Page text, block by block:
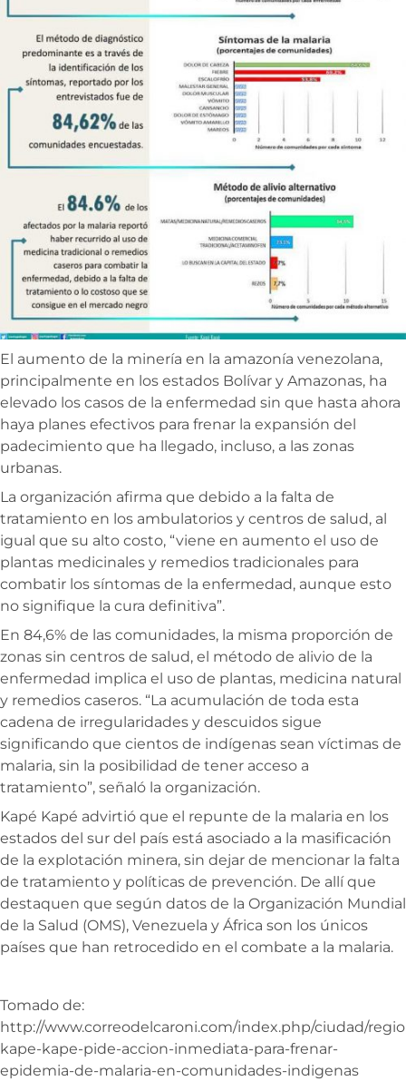
El aumento de la minería en la amazonía venezolana,
principalmente en los estados Bolívar y Amazonas, ha
elevado los casos de la enfermedad sin que hasta ahora
haya planes efectivos para frenar la expansión del
padecimiento que ha llegado, incluso, a las zonas
urbanas.
La organización afirma que debido a la falta de
tratamiento en los ambulatorios y centros de salud, al
igual que su alto costo, “viene en aumento el uso de
plantas medicinales y remedios tradicionales para
combatir los síntomas de la enfermedad, aunque esto
no signifique la cura definitiva”.
En 84,6% de las comunidades, la misma proporción de
zonas sin centros de salud, el método de alivio de la
enfermedad implica el uso de plantas, medicina natural
y remedios caseros. “La acumulación de toda esta
cadena de irregularidades y descuidos sigue
significando que cientos de indígenas sean víctimas de
malaria, sin la posibilidad de tener acceso a
tratamiento”, señaló la organización.
Kapé Kapé advirtió que el repunte de la malaria en los
estados del sur del país está asociado a la masificación
de la explotación minera, sin dejar de mencionar la falta
de tratamiento y políticas de prevención. De allí que
destaquen que según datos de la Organización Mundial
de la Salud (OMS), Venezuela y África son los únicos
países que han retrocedido en el combate a la malaria.
Tomado de:
http://www.correodelcaroni.com/index.php/ciudad/
kape-kape-pide-accion-inmediata-para-frenar-
epidemia-de-malaria-en-comunidades-indigenas